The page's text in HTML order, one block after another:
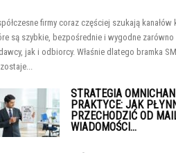
firmy coraz częściej szukają kanałów
są szybkie, bezpośrednie i wygodne zarówno
jak i odbiorcy. Właśnie dlatego bramka
STRATEGIA
PRAKTYCE: JAK
PRZECHODZIĆ OD
WIADOMOŚCI...